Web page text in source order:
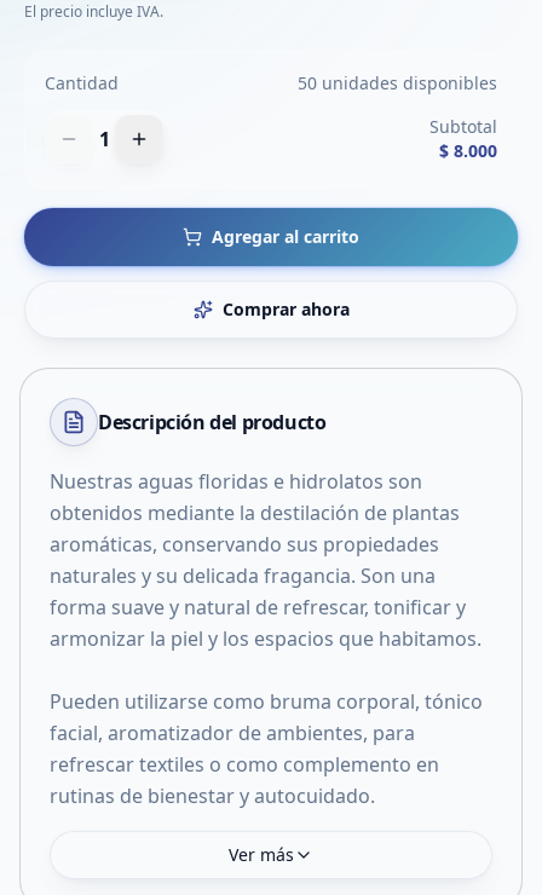
El precio incluye IVA.
Cantidad 50 unidades disponibles
1
Subtotal
$ 8.000
Agregar al carrito
Comprar ahora
Descripción del producto
Nuestras aguas floridas e hidrolatos son
obtenidos mediante la destilación de plantas
aromáticas, conservando sus propiedades
naturales y su delicada fragancia. Son una
forma suave y natural de refrescar, tonificar y
armonizar la piel y los espacios que habitamos.
Pueden utilizarse como bruma corporal, tónico
facial, aromatizador de ambientes, para
refrescar textiles o como complemento en
rutinas de bienestar y autocuidado.
Ver más